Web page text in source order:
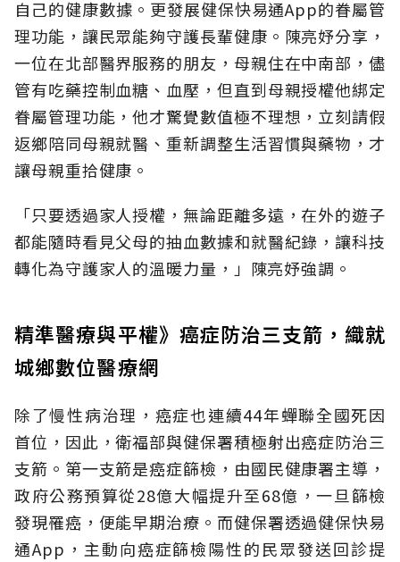
自己的健康數據。更發展健保快易通App的眷屬管
理功能，讓民眾能夠守護長輩健康。陳亮妤分享，
一位在北部醫界服務的朋友，母親住在中南部，儘
管有吃藥控制血糖、血壓，但直到母親授權他綁定
眷屬管理功能，他才驚覺數值極不理想，立刻請假
返鄉陪同母親就醫、重新調整生活習慣與藥物，才
讓母親重拾健康。
「只要透過家人授權，無論距離多遠，在外的遊子
都能隨時看見父母的抽血數據和就醫紀錄，讓科技
轉化為守護家人的溫暖力量，」陳亮妤強調。
精準醫療與平權》癌症防治三支箭，織就
城鄉數位醫療網
除了慢性病治理，癌症也連續44年蟬聯全國死因
首位，因此，衛福部與健保署積極射出癌症防治三
支箭。第一支箭是癌症篩檢，由國民健康署主導，
政府公務預算從28億大幅提升至68億，一旦篩檢
發現罹癌，便能早期治療。而健保署透過健保快易
通App，主動向癌症篩檢陽性的民眾發送回診提